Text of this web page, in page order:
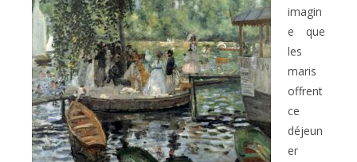
imagin
e que
les
maris
offrent
ce
déjeun
er